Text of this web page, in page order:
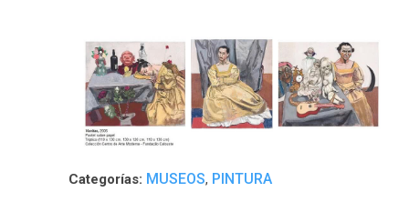
Categorías: MUSEOS, PINTURA